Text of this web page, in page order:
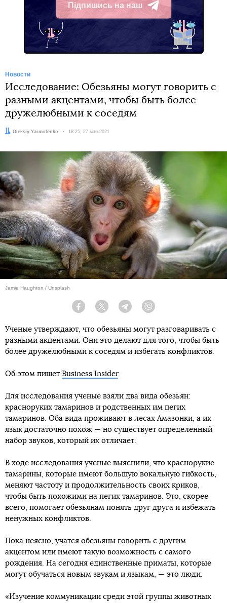
Підпишись на наш
Telegram
Новости
Исследование: Обезьяны могут говорить с
разными акцентами, чтобы быть более
дружелюбными к соседям
Автор:
Oleksiy Yarmolenko Дата:
18:25, 27 мая 2021
Jamie Haughton / Unsplash
Facebook Twitter Telegram
Ученые утверждают, что обезьяны могут разговаривать с
разными акцентами. Они это делают для того, чтобы быть
более дружелюбными к соседям и избегать конфликтов.
Об этом пишет Business Insider.
Для исследования ученые взяли два вида обезьян:
красноруких тамаринов и родственных им пегих
тамаринов. Оба вида проживают в лесах Амазонки, а их
язык достаточно похож — но существует определенный
набор звуков, который их отличает.
В ходе исследования ученые выяснили, что краснорукие
тамарины, которые имеют большую вокальную гибкость,
меняют частоту и продолжительность своих криков,
чтобы быть похожими на пегих тамаринов. Это, скорее
всего, помогает обезьянам понять друг друга и избежать
ненужных конфликтов.
Пока неясно, учатся обезьяны говорить с другим
акцентом или имеют такую возможность с самого
рождения. На сегодня единственные приматы, которые
могут обучаться новым звукам и языкам, — это люди.
«Изучение коммуникации среди этой группы животных